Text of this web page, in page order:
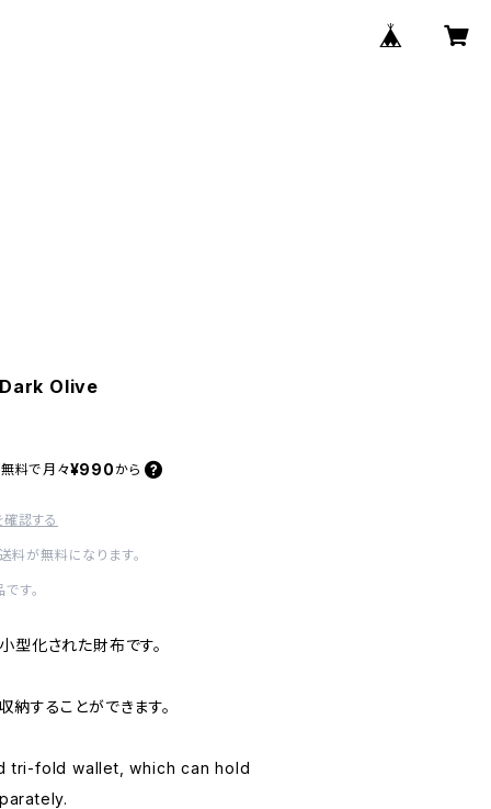
Olive
料で 月々¥990 から
認する
が無料になります。
す。
化された財布です。
納することができます。
tri-fold wallet, which can hold